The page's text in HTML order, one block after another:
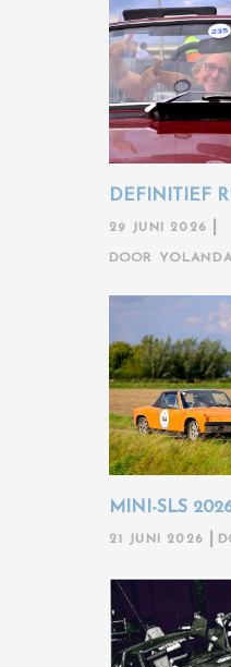
DEFINITIEF
29 JUNI 2026
DOOR
MINI-SLS
21 JUNI 2026